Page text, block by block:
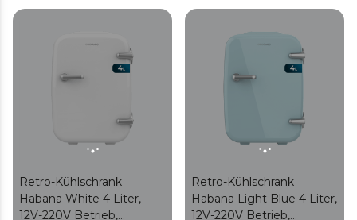
Betrieb, Energieklasse E
Arrefecimento e
temperatura 7-65 ˚C e
fácil transporte.
Retro-Kühlschrank
Habana White 4 Liter,
12V-220V Betrieb,
Retro-Kühlschrank
Habana Light Blue 4 Liter,
12V-220V Betrieb,